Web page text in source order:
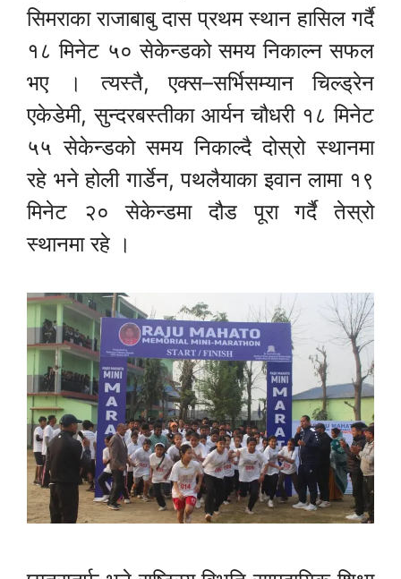
सिमराका राजाबाबु दास प्रथम स्थान हासिल गर्दै
१८ मिनेट ५० सेकेन्डको समय निकाल्न सफल
भए । त्यस्तै, एक्स–सर्भिसम्यान चिल्ड्रेन
एकेडेमी, सुन्दरबस्तीका आर्यन चौधरी १८ मिनेट
५५ सेकेन्डको समय निकाल्दै दोस्रो स्थानमा
रहे भने होली गार्डेन, पथलैयाका इवान लामा १९
मिनेट २० सेकेन्डमा दौड पूरा गर्दै तेस्रो
स्थानमा रहे ।